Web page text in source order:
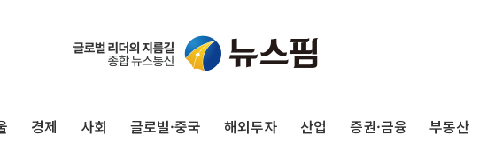
경제 사회 글로벌·중국 해외투자 산업 증권·금융 부동산
전남광주 화정역 인근 도로 4중 추돌…1명